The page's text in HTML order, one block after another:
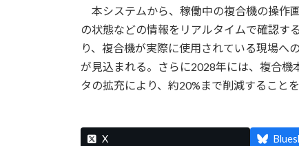
本システムから、稼働中の複合機の操作
の状態などの情報をリアルタイムで確認す
り、複合機が実際に使用されている現場へ
が見込まれる。さらに2028年には、複合機
タの拡充により、約20%まで削減することを
X